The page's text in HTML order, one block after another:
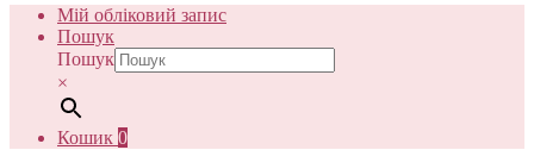
Мій обліковий запис
Пошук
Пошук
×
Кошик 0